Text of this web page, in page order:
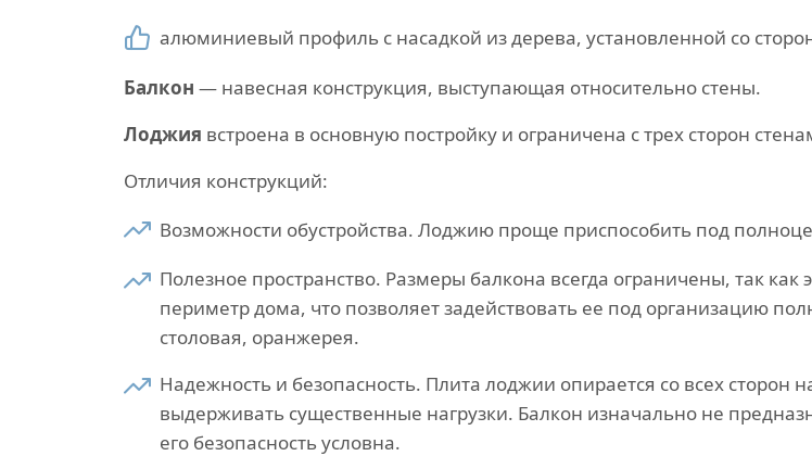
алюминиевый профиль с насадкой из дерева, установленной со
Балкон — навесная конструкция, выступающая относительно стены.
Лоджия встроена в основную постройку и ограничена с трех сторон
Отличия конструкций:
Возможности обустройства. Лоджию проще приспособить под
Полезное пространство. Размеры балкона всегда ограничены, так
периметр дома, что позволяет задействовать ее под организацию
столовая, оранжерея.
Надежность и безопасность. Плита лоджии опирается со всех
выдерживать существенные нагрузки. Балкон изначально не
его безопасность условна.